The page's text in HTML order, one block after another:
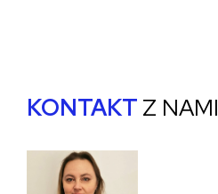
KONTAKT Z NAMI